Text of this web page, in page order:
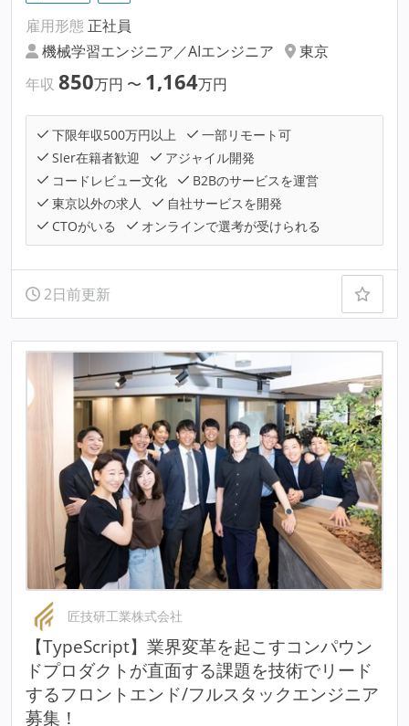
雇用形態 正社員
機械学習エンジニア／AIエンジニア
東京
年収 850万円 〜 1,164万円
下限年収500万円以上
一部リモート可
SIer在籍者歓迎
アジャイル開発
コードレビュー文化
B2Bのサービスを運営
東京以外の求人
自社サービスを開発
CTOがいる
オンラインで選考が受けられる
2日前更新
匠技研工業株式会社
【TypeScript】業界変革を起こすコンパウン
ドプロダクトが直面する課題を技術でリード
するフロントエンド/フルスタックエンジニア
募集！